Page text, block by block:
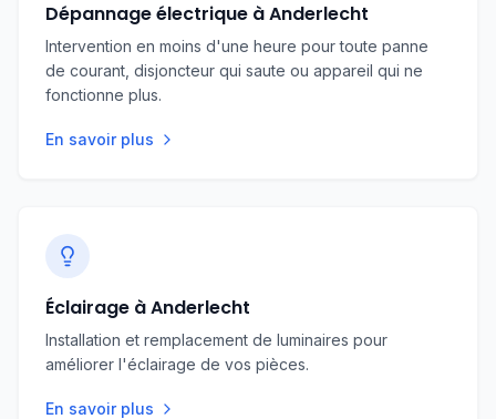
Dépannage électrique à Anderlecht
Intervention en moins d'une heure pour toute panne
de courant, disjoncteur qui saute ou appareil qui ne
fonctionne plus.
En savoir plus
Éclairage à Anderlecht
Installation et remplacement de luminaires pour
améliorer l'éclairage de vos pièces.
En savoir plus